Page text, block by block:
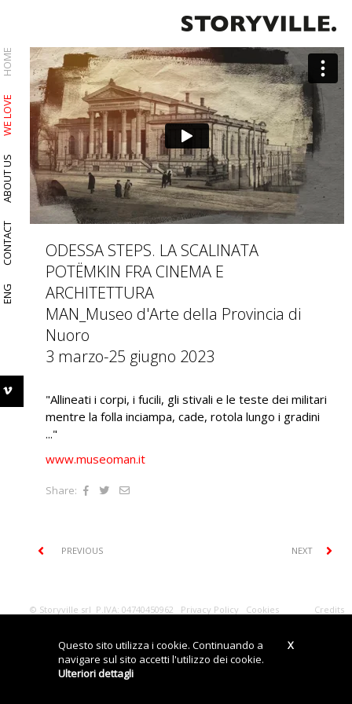
Questo sito utilizza i cookie. Continuando a
navigare sul sito accetti l'utilizzo dei cookie.
Ulteriori dettagli
X
ENG
CONTACT
ABOUT US
WE LOVE
HOME
ODESSA STEPS. LA SCALINATA
POTËMKIN FRA CINEMA E
ARCHITETTURA
MAN_Museo d'Arte della Provincia di
Nuoro
3 marzo-25 giugno 2023
"Allineati i corpi, i fucili, gli stivali e le teste dei militari
mentre la folla inciampa, cade, rotola lungo i gradini
..."
www.museoman.it
Share:
PREVIOUS NEXT
© Storyville srl P.IVA: 04740450962 Privacy Policy Cookies Credits